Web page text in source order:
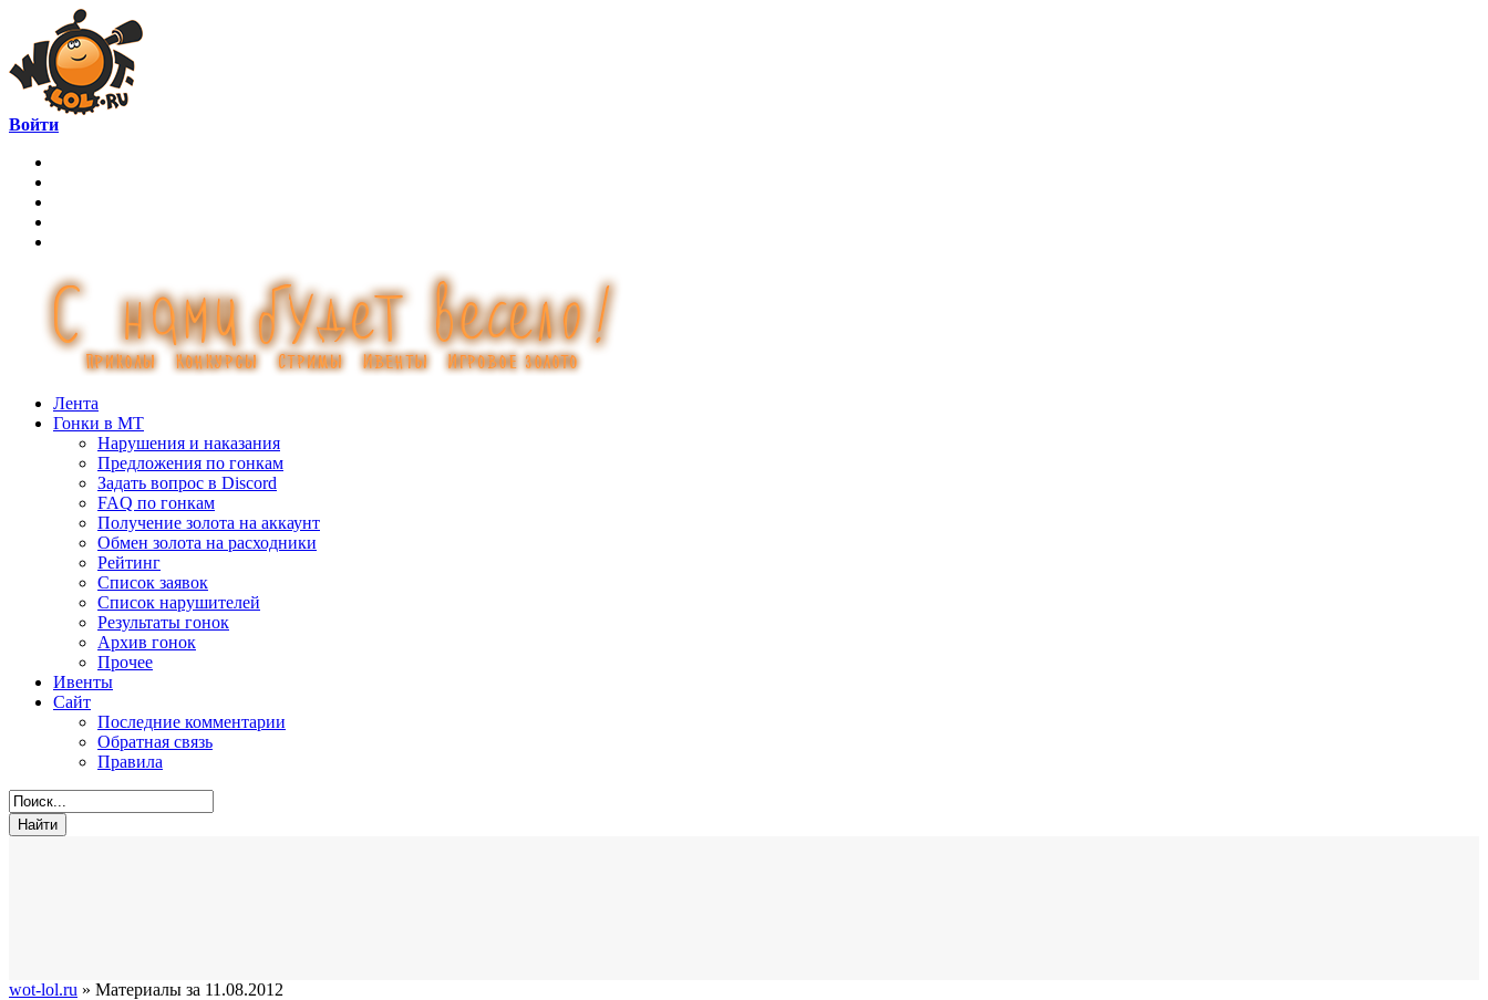
Войти
Лента
Гонки в МТ
Нарушения и наказания
Предложения по гонкам
Задать вопрос в Discord
FAQ по гонкам
Получение золота на аккаунт
Обмен золота на расходники
Рейтинг
Список заявок
Список нарушителей
Результаты гонок
Архив гонок
Прочее
Ивенты
Сайт
Последние комментарии
Обратная связь
Правила
wot-lol.ru » Материалы за 11.08.2012